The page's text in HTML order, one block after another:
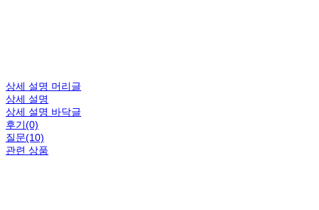
상세 설명 머리글
상세 설명
상세 설명 바닥글
후기(0)
질문(10)
관련 상품